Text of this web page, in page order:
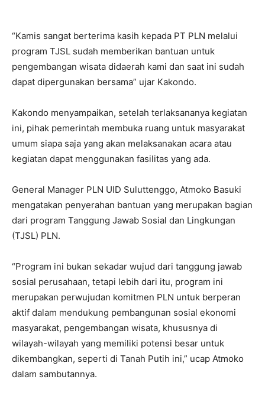
“Kamis sangat berterima kasih kepada PT PLN melalui
program TJSL sudah memberikan bantuan untuk
pengembangan wisata didaerah kami dan saat ini sudah
dapat dipergunakan bersama” ujar Kakondo.
Kakondo menyampaikan, setelah terlaksananya kegiatan
ini, pihak pemerintah membuka ruang untuk masyarakat
umum siapa saja yang akan melaksanakan acara atau
kegiatan dapat menggunakan fasilitas yang ada.
General Manager PLN UID Suluttenggo, Atmoko Basuki
mengatakan penyerahan bantuan yang merupakan bagian
dari program Tanggung Jawab Sosial dan Lingkungan
(TJSL) PLN.
“Program ini bukan sekadar wujud dari tanggung jawab
sosial perusahaan, tetapi lebih dari itu, program ini
merupakan perwujudan komitmen PLN untuk berperan
aktif dalam mendukung pembangunan sosial ekonomi
masyarakat, pengembangan wisata, khususnya di
wilayah-wilayah yang memiliki potensi besar untuk
dikembangkan, seperti di Tanah Putih ini,” ucap Atmoko
dalam sambutannya.